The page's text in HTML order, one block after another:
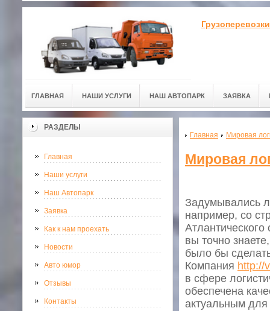
ГЛАВНАЯ НАШИ УСЛУГИ НАШ АВТОПАРК ЗАЯВКА
РАЗДЕЛЫ
Главная
Наши услуги
Наш Автопарк
Заявка
Как к нам проехать
Новости
Авто юмор
Отзывы
Контакты
Главная Мировая
Мировая
Задумывались
например, со
вы точно
было бы
Компания http://
в сфере
обеспечена
актуальным для